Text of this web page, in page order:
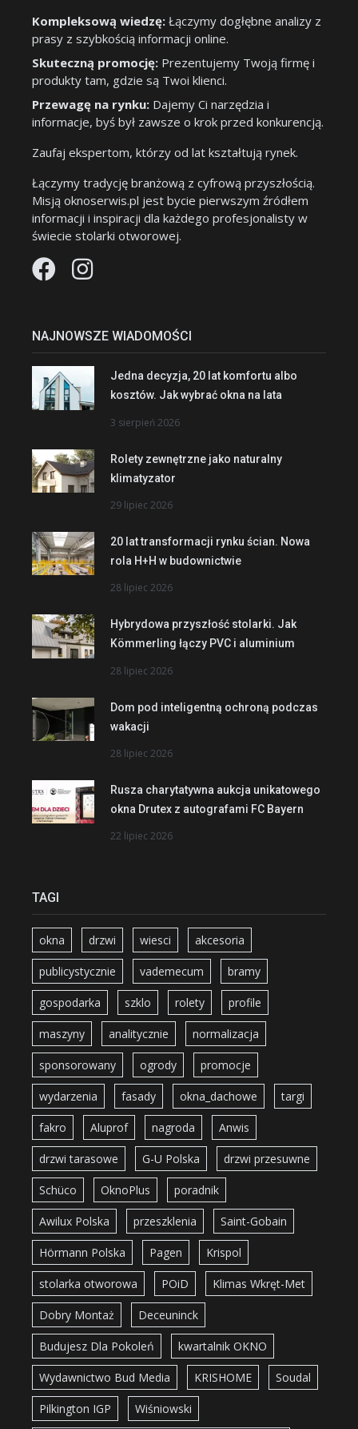
Kompleksową wiedzę: Łączymy dogłębne analizy z
prasy z szybkością informacji online.
Skuteczną promocję: Prezentujemy Twoją firmę i
produkty tam, gdzie są Twoi klienci.
Przewagę na rynku: Dajemy Ci narzędzia i
informacje, byś był zawsze o krok przed konkurencją.
Zaufaj ekspertom, którzy od lat kształtują rynek.
Łączymy tradycję branżową z cyfrową przyszłością.
Misją oknoserwis.pl jest bycie pierwszym źródłem
informacji i inspiracji dla każdego profesjonalisty w
świecie stolarki otworowej.
NAJNOWSZE WIADOMOŚCI
Jedna decyzja, 20 lat komfortu albo
kosztów. Jak wybrać okna na lata
3 sierpień 2026
Rolety zewnętrzne jako naturalny
klimatyzator
29 lipiec 2026
20 lat transformacji rynku ścian. Nowa
rola H+H w budownictwie
28 lipiec 2026
Hybrydowa przyszłość stolarki. Jak
Kömmerling łączy PVC i aluminium
28 lipiec 2026
Dom pod inteligentną ochroną podczas
wakacji
28 lipiec 2026
Rusza charytatywna aukcja unikatowego
okna Drutex z autografami FC Bayern
22 lipiec 2026
TAGI
okna drzwi wiesci akcesoria
publicystycznie vademecum bramy
gospodarka szklo rolety profile
maszyny analitycznie normalizacja
sponsorowany ogrody promocje
wydarzenia fasady okna_dachowe targi
fakro Aluprof nagroda Anwis
drzwi tarasowe G-U Polska drzwi przesuwne
Schüco OknoPlus poradnik
Awilux Polska przeszklenia Saint-Gobain
Hörmann Polska Pagen Krispol
stolarka otworowa POiD Klimas Wkręt-Met
Dobry Montaż Deceuninck
Budujesz Dla Pokoleń kwartalnik OKNO
Wydawnictwo Bud Media KRISHOME Soudal
Pilkington IGP Wiśniowski